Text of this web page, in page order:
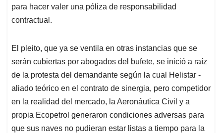
para hacer valer una póliza de responsabilidad
contractual.
El pleito, que ya se ventila en otras instancias que se
serán cubiertas por abogados del bufete, se inició a raíz
de la protesta del demandante según la cual Helistar -
aliado teórico en el contrato de sinergia, pero competidor
en la realidad del mercado, la Aeronáutica Civil y a
propia Ecopetrol generaron condiciones adversas para
que sus naves no pudieran estar listas a tiempo para la